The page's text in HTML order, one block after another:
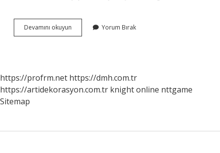
Devamını okuyun
Dördün
Yorum Bırak
https://profrm.net https://dmh.com.tr
https://artidekorasyon.com.tr knight online nttgame
Sitemap